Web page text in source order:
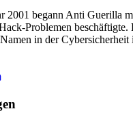
2001 begann Anti Guerilla
Problemen beschäftigte.
in der Cybersicherheit